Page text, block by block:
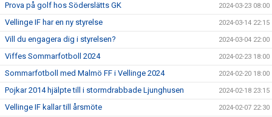
Prova på golf hos Söderslätts GK 2024-03-23 08:00
Vellinge IF har en ny styrelse 2024-03-14 22:15
Vill du engagera dig i styrelsen? 2024-03-04 22:00
Viffes Sommarfotboll 2024 2024-02-23 18:00
Sommarfotboll med Malmö FF i Vellinge 2024 2024-02-20 18:00
Pojkar 2014 hjälpte till i stormdrabbade Ljunghusen 2024-02-18 23:15
Vellinge IF kallar till årsmöte 2024-02-07 22:30